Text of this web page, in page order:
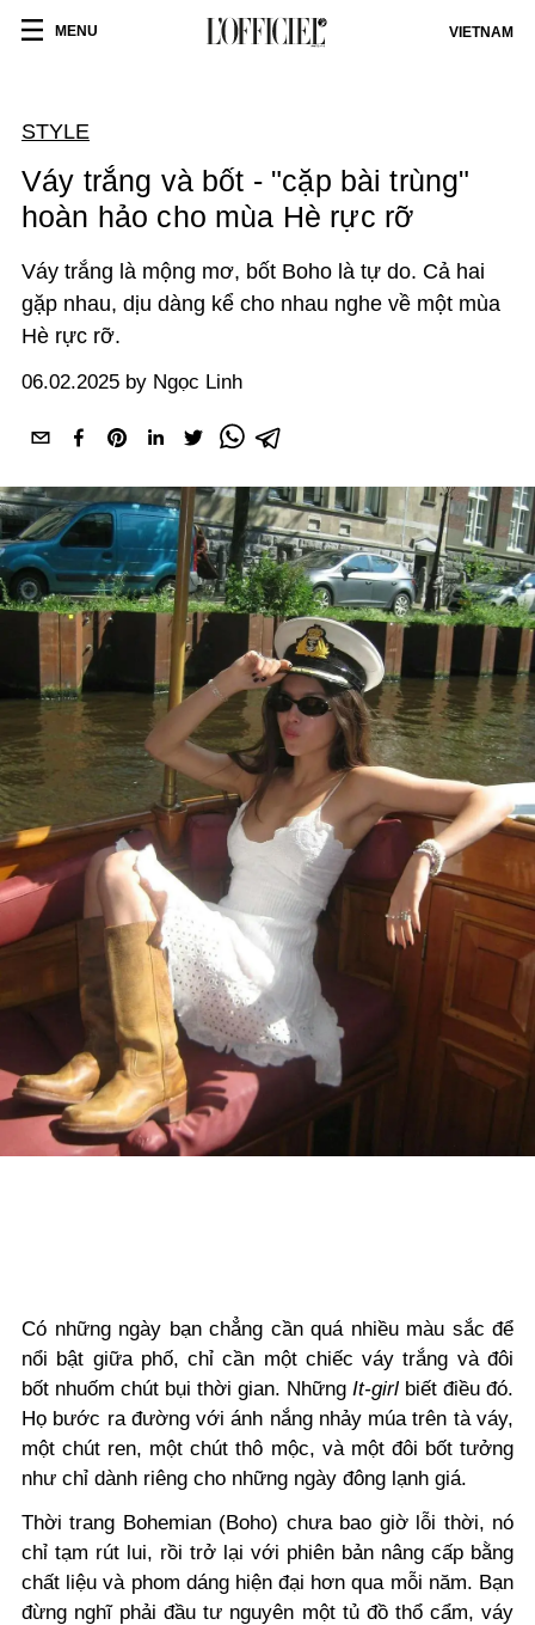
MENU VIETNAM
STYLE
Váy trắng và bốt - "cặp bài trùng"
hoàn hảo cho mùa Hè rực rỡ
Váy trắng là mộng mơ, bốt Boho là tự do. Cả hai
gặp nhau, dịu dàng kể cho nhau nghe về một mùa
Hè rực rỡ.
06.02.2025 by Ngọc Linh
Có những ngày bạn chẳng cần quá nhiều màu sắc để
nổi bật giữa phố, chỉ cần một chiếc váy trắng và đôi
bốt nhuốm chút bụi thời gian. Những It-girl biết điều đó.
Họ bước ra đường với ánh nắng nhảy múa trên tà váy,
một chút ren, một chút thô mộc, và một đôi bốt tưởng
như chỉ dành riêng cho những ngày đông lạnh giá.
Thời trang Bohemian (Boho) chưa bao giờ lỗi thời, nó
chỉ tạm rút lui, rồi trở lại với phiên bản nâng cấp bằng
chất liệu và phom dáng hiện đại hơn qua mỗi năm. Bạn
đừng nghĩ phải đầu tư nguyên một tủ đồ thổ cẩm, váy